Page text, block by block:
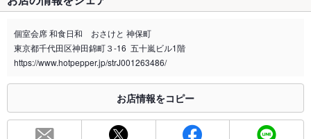
禁煙・喫煙 全席禁煙
喫煙専用室 なし
※2020年4月1日～受動喫煙対策に関する法律が施行されています。正しい情報はお店へお問い
総席数 45席
個室会席 和食日和 おさけと 神保町
東京都千代田区神田錦町３-16 五十嵐ビル1階
https://www.hotpepper.jp/strJ001263486/
お店情報をコピー